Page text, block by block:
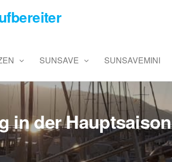
SUNSAVE SUNSAVEMINI
in der Hauptsaison